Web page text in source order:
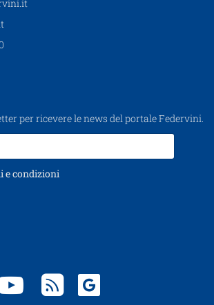
per ricevere le news del portale Federvini.
e condizioni